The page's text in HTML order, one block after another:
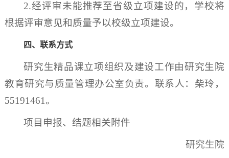
2.经评审未能推荐至省级立项建设的，学校将
根据评审意见和质量予以校级立项建设。
四、联系方式
研究生精品课立项组织及建设工作由研究生院
教育研究与质量管理办公室负责。联系人：柴玲，
55191461。
项目申报、结题相关附件
研究生院